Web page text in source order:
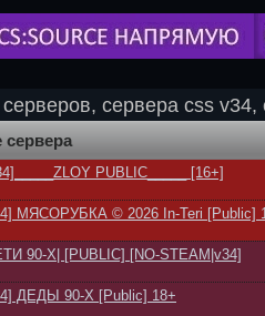
сервера css v34,
сервера
PUBLIC_____ [16+]
МЯСОРУБКА © 2026 In-Teri [Public]
90-Х| [PUBLIC] [NO-STEAM|v34]
ДЕДЫ 90-Х [Public] 18+